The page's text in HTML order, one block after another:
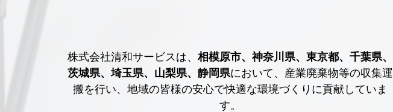
株式会社清和サービスは、 相模原市、神奈川県、東京都、千葉県、
茨城県、埼玉県、山梨県、静岡県において、産業廃棄物等の収集運
搬を行い、地域の皆様の安心で快適な環境づくりに貢献していま
す。